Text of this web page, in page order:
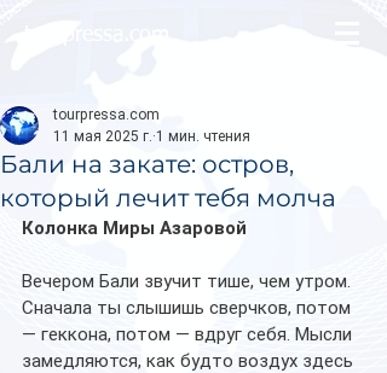
Бали на закате: остров,
который лечит тебя молча
tourpressa.com
11 мая 2025 г. 1 мин. чтения
Колонка Миры Азаровой
Вечером Бали звучит тише, чем утром.
Сначала ты слышишь сверчков, потом
— геккона, потом — вдруг себя. Мысли
замедляются, как будто воздух здесь